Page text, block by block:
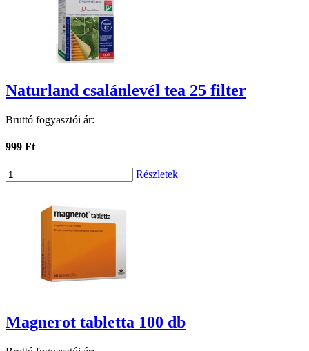
Naturland csalánlevél tea 25 filter
Bruttó fogyasztói ár:
999 Ft
Részletek
Magnerot tabletta 100 db